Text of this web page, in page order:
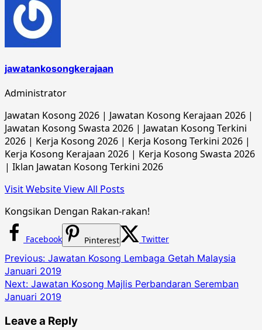
jawatankosongkerajaan
Administrator
Jawatan Kosong 2026 | Jawatan Kosong Kerajaan 2026 |
Jawatan Kosong Swasta 2026 | Jawatan Kosong Terkini
2026 | Kerja Kosong 2026 | Kerja Kosong Terkini 2026 |
Kerja Kosong Kerajaan 2026 | Kerja Kosong Swasta 2026
| Iklan Jawatan Kosong Terkini 2026
Visit WebsiteView All Posts
Kongsikan Dengan Rakan-rakan!
Facebook Pinterest Twitter
Post
navigation
Previous: Jawatan Kosong Lembaga Getah Malaysia
Januari 2019
Next: Jawatan Kosong Majlis Perbandaran Seremban
Januari 2019
Leave a Reply